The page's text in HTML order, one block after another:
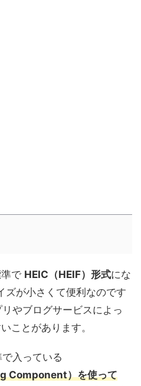
で HEIC（HEIF）形式にな
ズが小さくて便利なのです
やブログサービスによっ
ことがあります。
入っている
Component）を使って